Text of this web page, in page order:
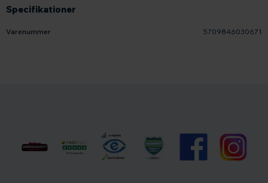
Specifikationer
Varenummer 5709846030671